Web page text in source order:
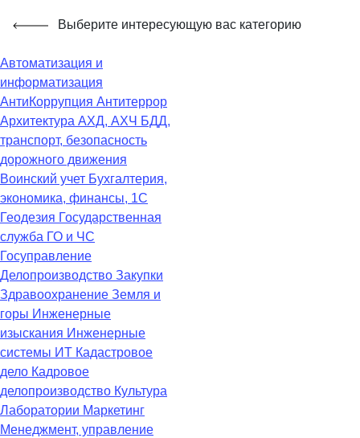
Выберите интересующую вас категорию
Автоматизация и
информатизация
АнтиКоррупция Антитеррор
Архитектура АХД, АХЧ БДД,
транспорт, безопасность
дорожного движения
Воинский учет Бухгалтерия,
экономика, финансы, 1С
Геодезия Государственная
служба ГО и ЧС
Госуправление
Делопроизводство Закупки
Здравоохранение Земля и
горы Инженерные
изыскания Инженерные
системы ИТ Кадастровое
дело Кадровое
делопроизводство Культура
Лаборатории Маркетинг
Менеджмент, управление